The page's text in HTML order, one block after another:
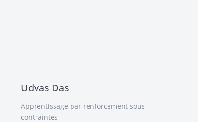
Udvas Das
Apprentissage par renforcement sous
contraintes